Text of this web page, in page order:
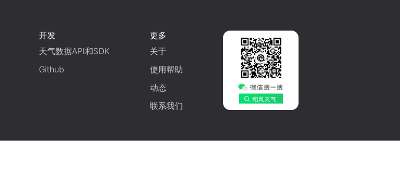
开发
天气数据API和SDK
Github
更多
关于
使用帮助
动态
联系我们